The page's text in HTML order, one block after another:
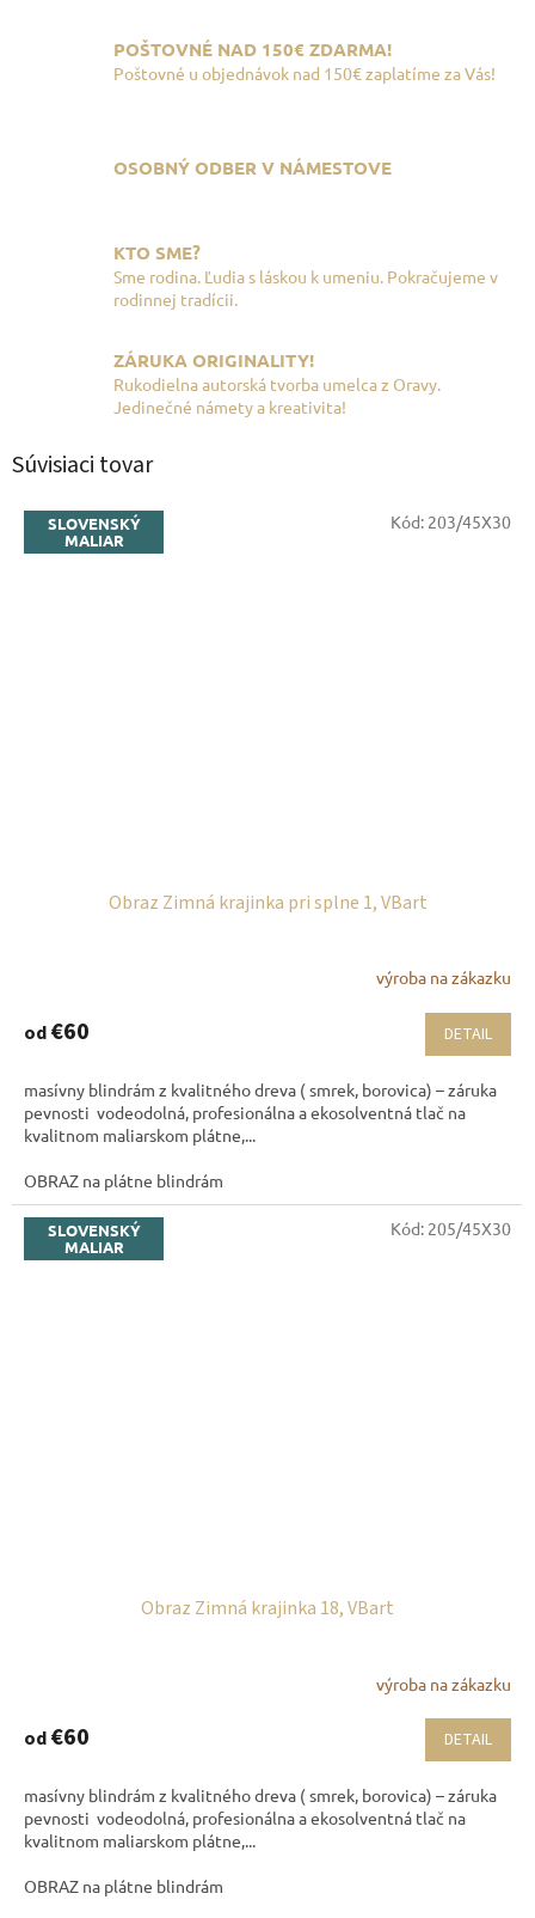
POŠTOVNÉ NAD 150€ ZDARMA!
Poštovné u objednávok nad 150€ zaplatíme za Vás!
OSOBNÝ ODBER V NÁMESTOVE
KTO SME?
Sme rodina. Ľudia s láskou k umeniu. Pokračujeme v
rodinnej tradícii.
ZÁRUKA ORIGINALITY!
Rukodielna autorská tvorba umelca z Oravy.
Jedinečné námety a kreativita!
Súvisiaci tovar
SLOVENSKÝ
MALIAR
Obraz Zimná krajinka pri splne 1, VBart
výroba na zákazku
od€60 DETAIL
masívny blindrám z kvalitného dreva ( smrek, borovica) – záruka
pevnosti vodeodolná, profesionálna a ekosolventná tlač na
kvalitnom maliarskom plátne,...
OBRAZ na plátne blindrám
Kód: 203/45X30
SLOVENSKÝ
MALIAR
Obraz Zimná krajinka 18, VBart
výroba na zákazku
od€60 DETAIL
masívny blindrám z kvalitného dreva ( smrek, borovica) – záruka
pevnosti vodeodolná, profesionálna a ekosolventná tlač na
kvalitnom maliarskom plátne,...
OBRAZ na plátne blindrám
Kód: 205/45X30